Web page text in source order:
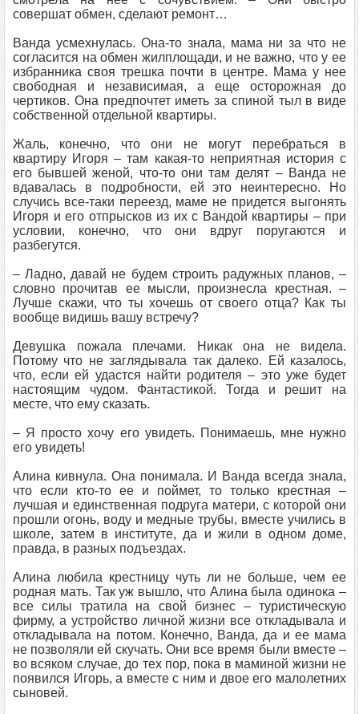
совершат обмен, сделают ремонт…
Ванда усмехнулась. Она-то знала, мама ни за что не
согласится на обмен жилплощади, и не важно, что у ее
избранника своя трешка почти в центре. Мама у нее
свободная и независимая, а еще осторожная до
чертиков. Она предпочтет иметь за спиной тыл в виде
собственной отдельной квартиры.
Жаль, конечно, что они не могут перебраться в
квартиру Игоря – там какая-то неприятная история с
его бывшей женой, что-то они там делят – Ванда не
вдавалась в подробности, ей это неинтересно. Но
случись все-таки переезд, маме не придется выгонять
Игоря и его отпрысков из их с Вандой квартиры – при
условии, конечно, что они вдруг поругаются и
разбегутся.
– Ладно, давай не будем строить радужных планов, –
словно прочитав ее мысли, произнесла крестная. –
Лучше скажи, что ты хочешь от своего отца? Как ты
вообще видишь вашу встречу?
Девушка пожала плечами. Никак она не видела.
Потому что не заглядывала так далеко. Ей казалось,
что, если ей удастся найти родителя – это уже будет
настоящим чудом. Фантастикой. Тогда и решит на
месте, что ему сказать.
– Я просто хочу его увидеть. Понимаешь, мне нужно
его увидеть!
Алина кивнула. Она понимала. И Ванда всегда знала,
что если кто-то ее и поймет, то только крестная –
лучшая и единственная подруга матери, с которой они
прошли огонь, воду и медные трубы, вместе учились в
школе, затем в институте, да и жили в одном доме,
правда, в разных подъездах.
Алина любила крестницу чуть ли не больше, чем ее
родная мать. Так уж вышло, что Алина была одинока –
все силы тратила на свой бизнес – туристическую
фирму, а устройство личной жизни все откладывала и
откладывала на потом. Конечно, Ванда, да и ее мама
не позволяли ей скучать. Они все время были вместе –
во всяком случае, до тех пор, пока в маминой жизни не
появился Игорь, а вместе с ним и двое его малолетних
сыновей.